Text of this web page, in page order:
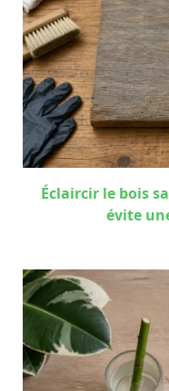
Éclaircir le bois
évite